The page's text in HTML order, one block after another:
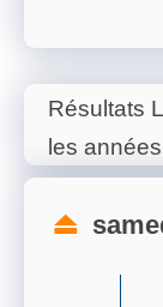
Résultats
les années